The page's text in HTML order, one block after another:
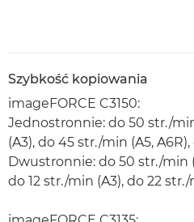
Szybkość kopiowania
imageFORCE C3150:
Jednostronnie: do 50 str./
(A3), do 45 str./min (A5,
Dwustronnie: do 50 str./min
do 12 str./min (A3), do 22